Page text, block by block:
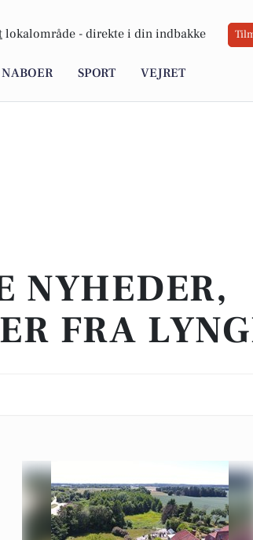
lokalområde - direkte i din indbakke
SPORT VEJRET
NYHEDER,
FRA